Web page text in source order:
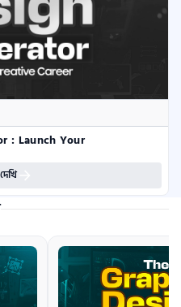
: Launch Your